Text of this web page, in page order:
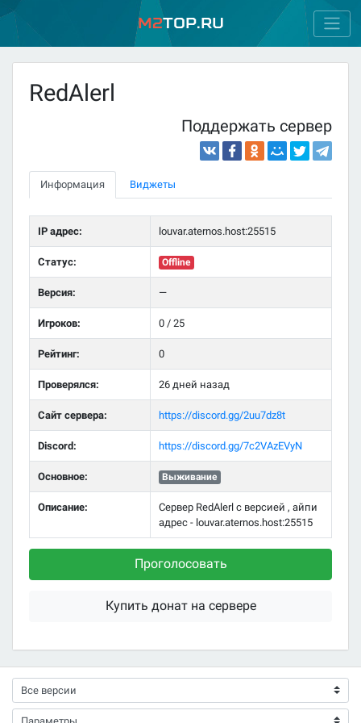
M2Top.ru
RedAlerl
Поддержать сервер
Информация Виджеты
IP адрес: louvar.aternos.host:25515
Статус: Offline
Версия: —
Игроков: 0 / 25
Рейтинг: 0
Проверялся: 26 дней назад
Сайт сервера: https://discord.gg/2uu7dz8t
Discord: https://discord.gg/7c2VAzEVyN
Основное: Выживание
Описание:
Сервер RedAlerl с версией , айпи
адрес - louvar.aternos.host:25515
Проголосовать
Купить донат на сервере